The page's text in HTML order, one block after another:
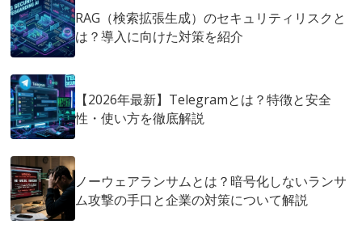
RAG（検索拡張生成）のセキュリティリスクと
は？導入に向けた対策を紹介
【2026年最新】Telegramとは？特徴と安全
性・使い方を徹底解説
ノーウェアランサムとは？暗号化しないランサ
ム攻撃の手口と企業の対策について解説